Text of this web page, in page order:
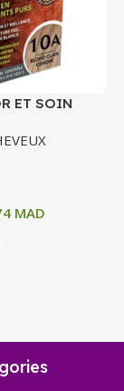
ET SOIN
135 ML
MAD